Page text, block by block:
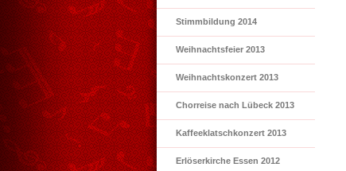
Stimmbildung 2014
Weihnachtsfeier 2013
Weihnachtskonzert 2013
Chorreise nach Lübeck 2013
Kaffeeklatschkonzert 2013
Erlöserkirche Essen 2012